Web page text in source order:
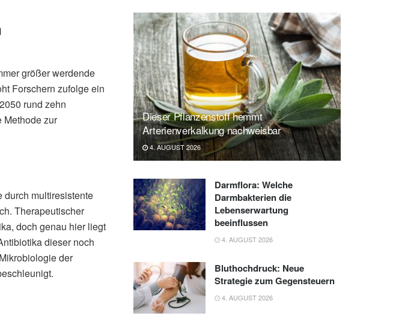
größer werdende
Forschern zufolge ein
rund zehn
Methode zur
durch multiresistente
Therapeutischer
doch genau hier liegt
dieser noch
der
Dieser Pflanzenstoff hemmt
Arterienverkalkung nachweisbar
4. AUGUST 2026
Darmflora: Welche
Darmbakterien die
Lebenserwartung
beeinflussen
4. AUGUST 2026
Bluthochdruck: Neue
Strategie zum Gegensteuern
4. AUGUST 2026